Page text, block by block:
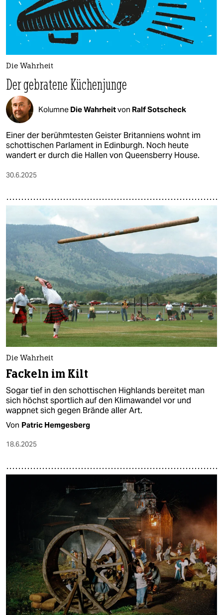
Die Wahrheit
Der gebratene Küchenjunge
Kolumne Die Wahrheitvon Ralf Sotscheck
Einer der berühmtesten Geister Britanniens wohnt im
schottischen Parlament in Edinburgh. Noch heute
wandert er durch die Hallen von Queensberry House.
30.6.2025
Die Wahrheit
Fackeln im Kilt
Sogar tief in den schottischen Highlands bereitet man
sich höchst sportlich auf den Klimawandel vor und
wappnet sich gegen Brände aller Art.
Von Patric Hemgesberg
18.6.2025